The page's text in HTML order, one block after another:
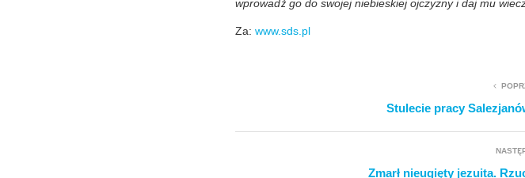
wprowadź go do swojej niebieskiej ojczyzny i daj mu
Za: www.sds.pl
Stulecie pracy
Zmarł nieugięty jezuita.